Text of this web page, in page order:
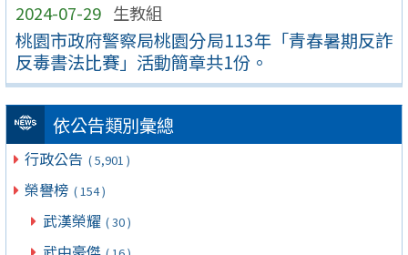
2024-07-29 生教組
桃園市政府警察局桃園分局113年「青春暑期反詐
反毒書法比賽」活動簡章共1份。
依公告類別彙總
行政公告 ( 5,901 )
榮譽榜 ( 154 )
武漢榮耀 ( 30 )